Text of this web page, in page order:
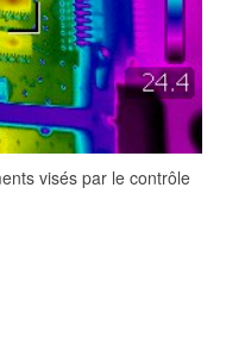
visés par le contrôle